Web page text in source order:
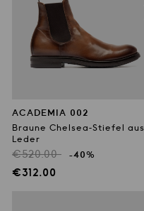
ACADEMIA 002
Braune Chelsea-Stiefel aus
Leder
Regulärer
Preis
€520.00 -40%
Verkaufspreis
€312.00